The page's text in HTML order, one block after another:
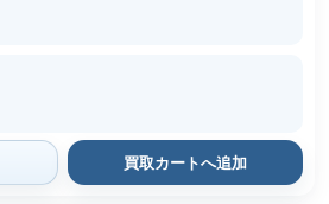
買取カートへ追加